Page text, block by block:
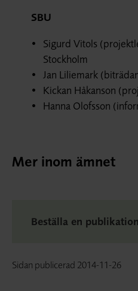
SBU
Sigurd Vitols
Stockholm
Jan Liliemark
Kickan Håkanson
Hanna Olofsson
Mer inom ämnet
Beställa en
Sidan publicerad 2014-11-26